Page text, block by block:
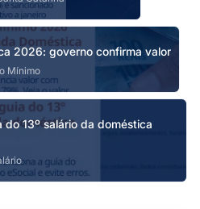
2026: governo confirma valor
Mínimo
do 13º salário da doméstica